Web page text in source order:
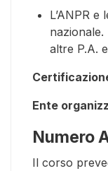
L’ANPR
nazionale.
altre P.A.
Ente
Numero
Il corso